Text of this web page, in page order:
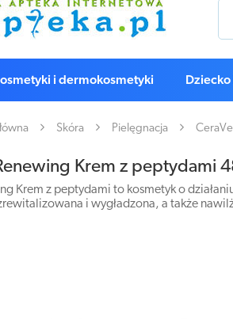
i dermokosmetyki
Skóra Pielęgnacja
Krem z peptydami
Krem z peptydami to kosmetyk o
i wygładzona, a także